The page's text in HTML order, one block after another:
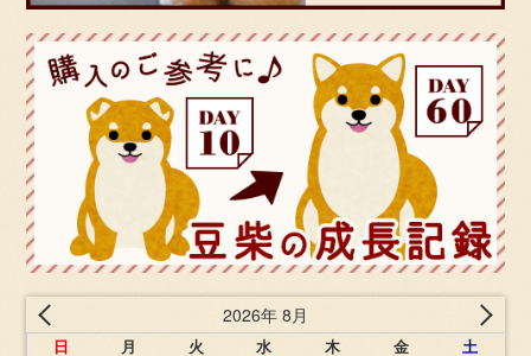
2026年 8月
日 月 火 水 木 金 土